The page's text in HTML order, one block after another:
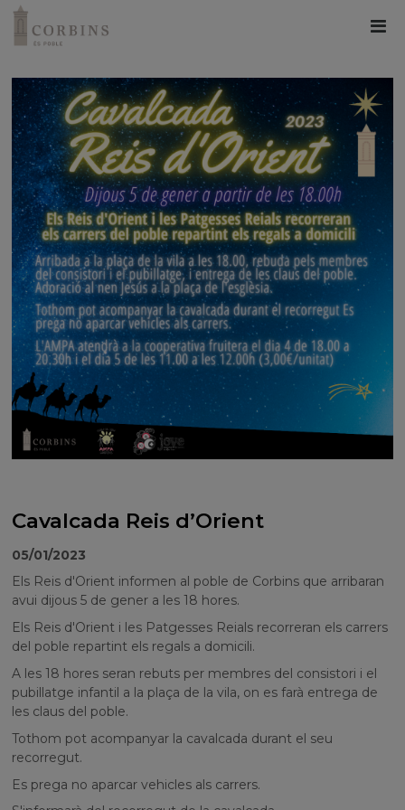
Cavalcada Reis d’Orient
05/01/2023
Els Reis d'Orient informen al poble de Corbins que arribaran
avui dijous 5 de gener a les 18 hores.
Els Reis d'Orient i les Patgesses Reials recorreran els carrers
del poble repartint els regals a domicili.
A les 18 hores seran rebuts per membres del consistori i el
pubillatge infantil a la plaça de la vila, on es farà entrega de
les claus del poble.
Tothom pot acompanyar la cavalcada durant el seu
recorregut.
Es prega no aparcar vehicles als carrers.